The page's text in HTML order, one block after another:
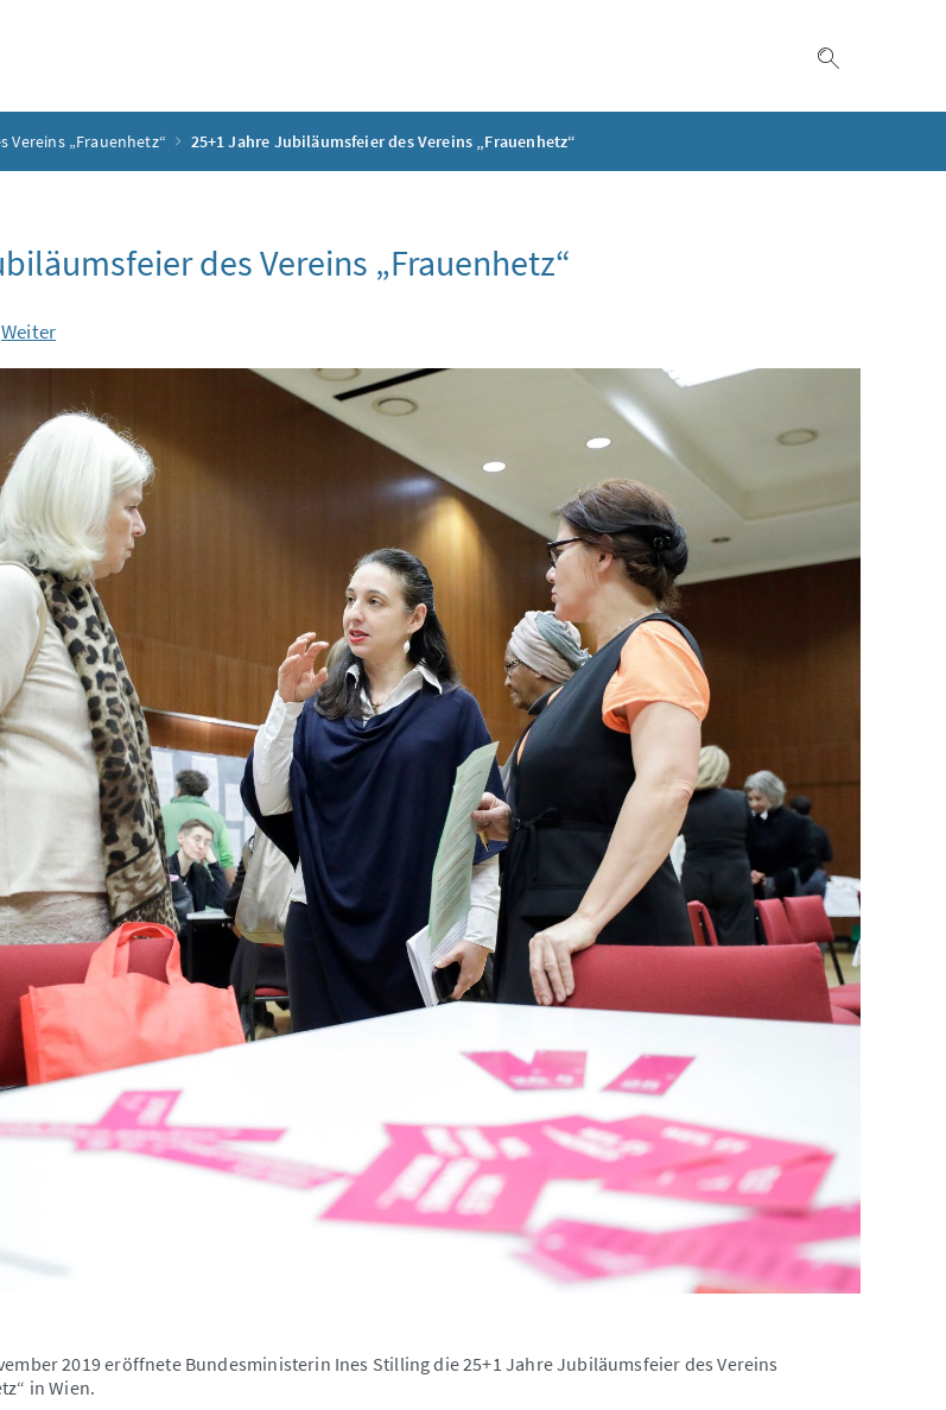
Vereins „Frauenhetz“ 25+1 Jahre Jubiläumsfeier des Vereins „Frauenhetz“
des Vereins „Frauenhetz“
Weiter
2019 eröffnete Bundesministerin Ines Stilling die 25+1 Jahre Jubiläumsfeier des Vereins
in Wien.